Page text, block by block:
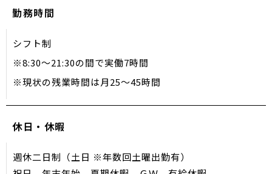
勤務時間
シフト制
※8:30〜21:30の間で実働7時間
※現状の残業時間は月25～45時間
休日・休暇
週休二日制（土日 ※年数回土曜出勤有）